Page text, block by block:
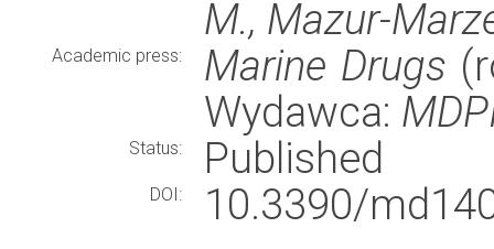
M., Mazur-
Academic press: Marine Drugs
Wydawca:
Status: Published
DOI:
10.3390/